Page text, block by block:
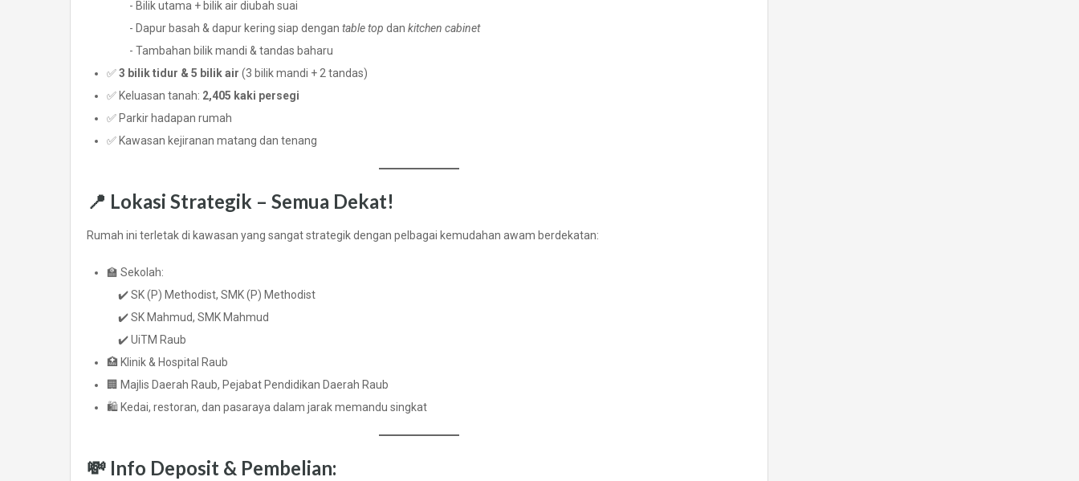
- Bilik utama + bilik air diubah suai
- Dapur basah & dapur kering siap dengan table top dan kitchen cabinet
- Tambahan bilik mandi & tandas baharu
✅3 bilik tidur & 5 bilik air (3 bilik mandi + 2 tandas)
✅ Keluasan tanah: 2,405 kaki persegi
✅ Parkir hadapan rumah
✅ Kawasan kejiranan matang dan tenang
📍 Lokasi Strategik – Semua Dekat!
Rumah ini terletak di kawasan yang sangat strategik dengan pelbagai kemudahan awam berdekatan:
🏫 Sekolah:
✔️ SK (P) Methodist, SMK (P) Methodist
✔️ SK Mahmud, SMK Mahmud
✔️ UiTM Raub
🏥 Klinik & Hospital Raub
🏢 Majlis Daerah Raub, Pejabat Pendidikan Daerah Raub
🛍️ Kedai, restoran, dan pasaraya dalam jarak memandu singkat
💸 Info Deposit & Pembelian: